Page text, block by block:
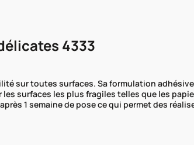
4333
sur toutes surfaces. Sa formulation
surfaces les plus fragiles telles que les
1 semaine de pose ce qui permet des